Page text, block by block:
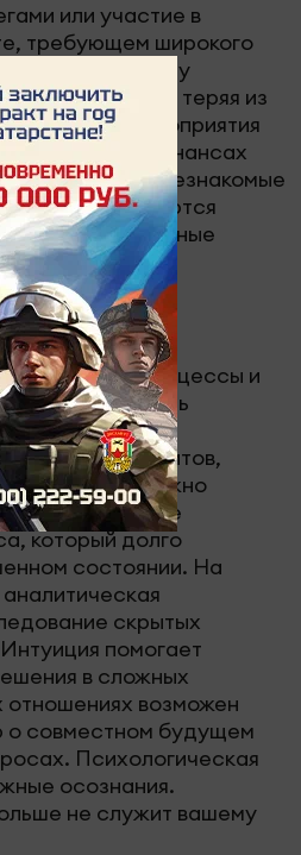
или участие в
требующем широкого
к анализу
картину, не теряя из
мероприятия
пользу. В финансах
вложений в незнакомые
обогащаются
Культурные
– 22 октября)
глубинные процессы и
изменения. День
с общими
вопросов кредитов,
Возможно
урегулирование
который долго
состоянии. На
скрытых
помогает
в сложных
отношениях возможен
о совместном будущем
Психологическая
осознания.
не служит вашему